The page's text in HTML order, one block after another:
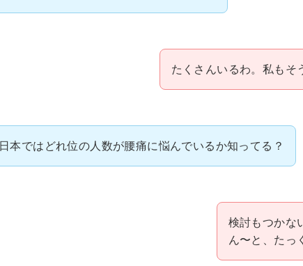
たくさんいるわ。私もそ
日本ではどれ位の人数が腰痛に悩んでいるか知ってる？
検討もつかな
ん〜と、たっ